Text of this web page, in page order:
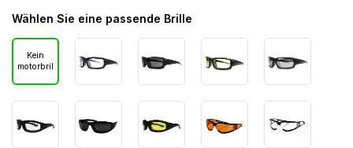
Wählen Sie eine passende Brille
Kein
motorbril